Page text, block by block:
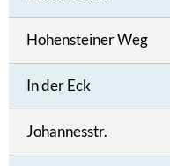
Hohensteiner Weg
In der Eck
Johannesstr.